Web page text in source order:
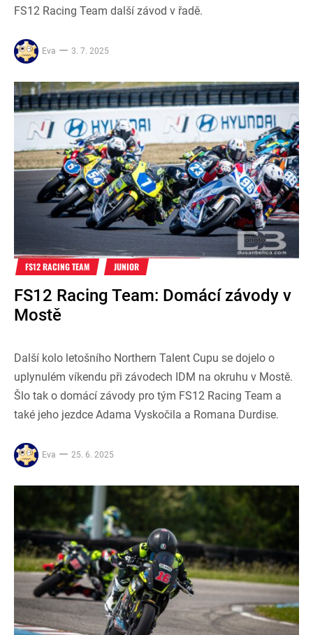
FS12 Racing Team další závod v řadě.
Eva 3. 7. 2025
FS12 RACING TEAM JUNIOR
FS12 Racing Team: Domácí závody v
Mostě
Další kolo letošního Northern Talent Cupu se dojelo o
uplynulém víkendu při závodech IDM na okruhu v Mostě.
Šlo tak o domácí závody pro tým FS12 Racing Team a
také jeho jezdce Adama Vyskočila a Romana Durdise.
Eva 25. 6. 2025